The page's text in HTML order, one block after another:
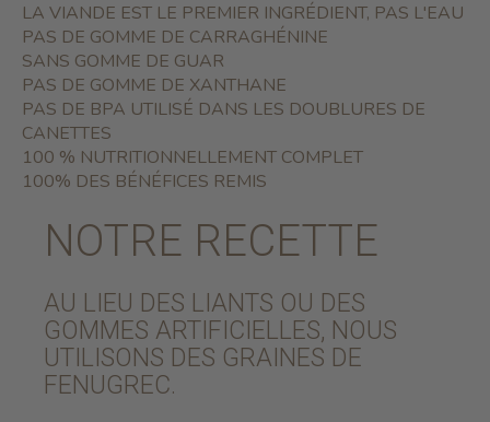
LA VIANDE EST LE PREMIER INGRÉDIENT, PAS L'EAU
PAS DE GOMME DE CARRAGHÉNINE
SANS GOMME DE GUAR
PAS DE GOMME DE XANTHANE
PAS DE BPA UTILISÉ DANS LES DOUBLURES DE
CANETTES
100 % NUTRITIONNELLEMENT COMPLET
100% DES BÉNÉFICES REMIS
NOTRE RECETTE
AU LIEU DES LIANTS OU DES
GOMMES ARTIFICIELLES, NOUS
UTILISONS DES GRAINES DE
FENUGREC.